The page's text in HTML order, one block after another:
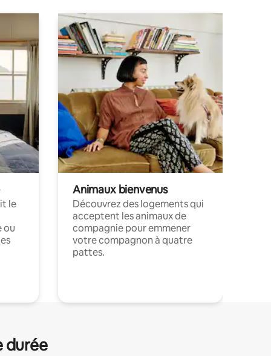
le
ou
Animaux bienvenus
Découvrez des logements qui
acceptent les animaux de
compagnie pour emmener
votre compagnon à quatre
pattes.
durée